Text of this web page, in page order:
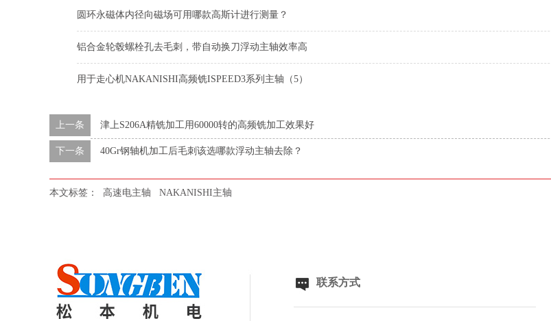
圆环永磁体内径向磁场可用哪款高斯计进行测量？
铝合金轮毂螺栓孔去毛刺，带自动换刀浮动主轴效率高
用于走心机NAKANISHI高频铣ISPEED3系列主轴（5）
上一条 津上S206A精铣加工用60000转的高频铣加工效果好
下一条 40Gr钢轴机加工后毛刺该选哪款浮动主轴去除？
本文标签： 高速电主轴 NAKANISHI主轴
联系方式